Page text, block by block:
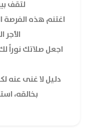
لتقف
اغتنم هذه
اجعل صلاتك نوراً
دليل لا غنى
بخالقه،